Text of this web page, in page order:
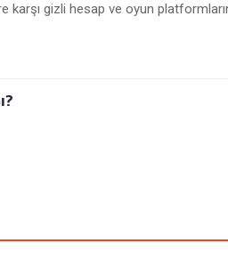
karşı gizli hesap ve oyun